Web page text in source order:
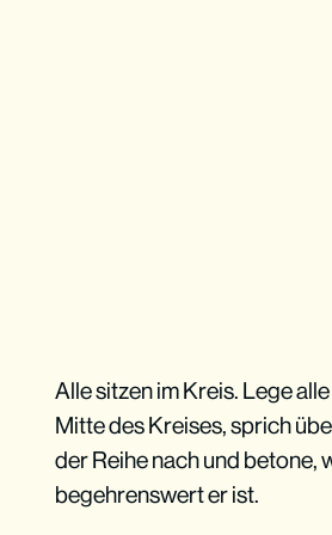
Alle sitzen im Kreis. Lege
Mitte des Kreises, sprich
der Reihe nach und betone,
begehrenswert er ist.